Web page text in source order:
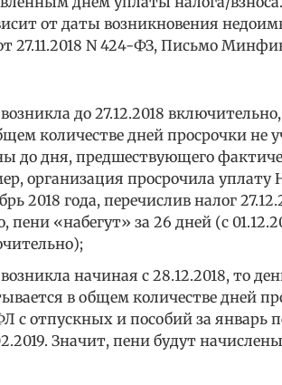
от даты возникновения
27.11.2018 N 424-ФЗ, Письмо
до 27.12.2018
количестве дней просрочки не
до дня, предшествующего
организация просрочила
2018 года, перечислив налог
пени «набегут» за 26 дней (с
начиная с 28.12.2018, то
в общем количестве дней
с отпускных и пособий за январь
Значит, пени будут